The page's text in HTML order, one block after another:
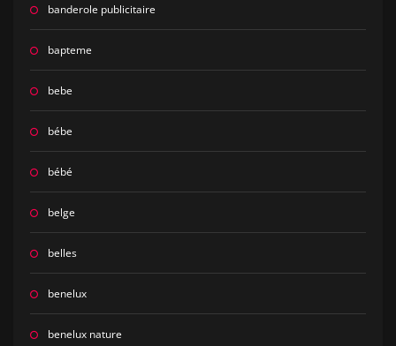
banderole publicitaire
bapteme
bebe
bébe
bébé
belge
belles
benelux
benelux nature